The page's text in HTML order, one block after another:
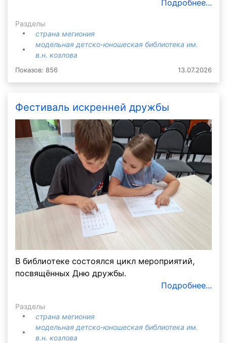
Подробнее...
Разделы
страна мегиония
модельная детско-юношеская библиотека им.
в.н. козлова
Показов: 856 13.07.2026
Фестиваль искренней дружбы
В библиотеке состоялся цикл мероприятий,
посвящённых Дню дружбы.
Подробнее...
Разделы
страна мегиония
модельная детско-юношеская библиотека им.
в.н. козлова